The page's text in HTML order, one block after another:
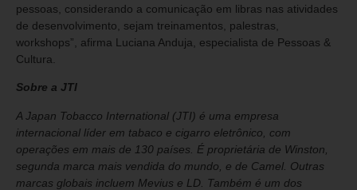
pessoas, considerando a comunicação em libras nas atividades
de desenvolvimento, sejam treinamentos, palestras,
workshops”, afirma Luciana Anduja, especialista de Pessoas &
Cultura.
Sobre a JTI
A Japan Tobacco International (JTI) é uma empresa
internacional líder em tabaco e cigarro eletrônico, com
operações em mais de 130 países. É proprietária de Winston,
segunda marca mais vendida do mundo, e de Camel. Outras
marcas globais incluem Mevius e LD. Também é um dos